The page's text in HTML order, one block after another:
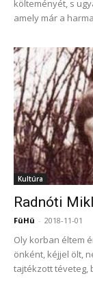
költeményét, s
amely már a
Kultúra
Radnóti
FüHü - 2018-11-01
Oly korban éltem
önként, kéjjel ölt,
tajtékzott téveteg,